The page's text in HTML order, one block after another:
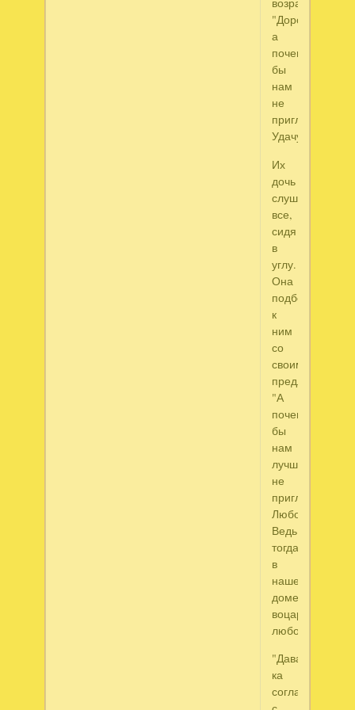
возразила,
"Дорогой,
а
почему
бы
нам
не
пригласить
Удачу?"
Их
дочь
слушала
все,
сидя
в
углу.
Она
подбежала
к
ним
со
своим
предложением:
"А
почему
бы
нам
лучше
не
пригласить
Любовь?
Ведь
тогда
в
нашем
доме
воцарит
любовь!"
"Давай-
ка
согласимся